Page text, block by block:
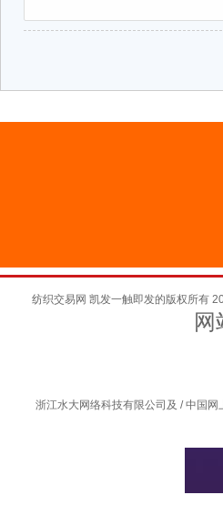
纺织交易网 凯发一触即发的版权所有
浙江水大网络科技有限公司及 / 中国